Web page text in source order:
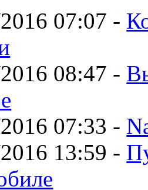
07:07 -
08:47 -
07:33 -
13:59 -